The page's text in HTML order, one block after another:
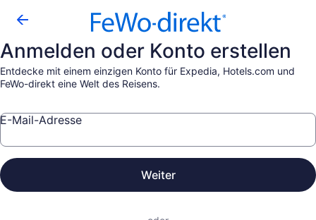
Anmelden oder Konto erstellen
Entdecke mit einem einzigen Konto für Expedia, Hotels.com und
FeWo-direkt eine Welt des Reisens.
E-Mail-Adresse
Weiter